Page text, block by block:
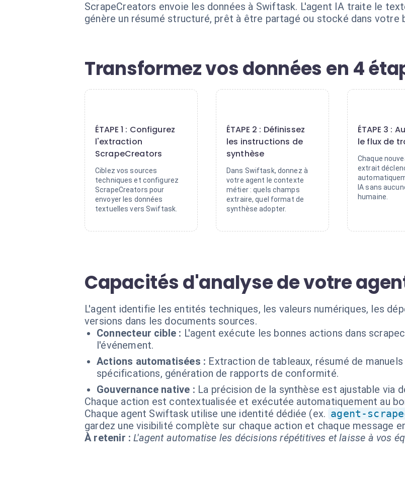
ScrapeCreators envoie les données à Swiftask. L'agent IA traite le
génère un résumé structuré, prêt à être partagé ou stocké dans votre
Transformez vos données en 4
ÉTAPE 1 : Configurez
l'extraction
ScrapeCreators
Ciblez vos sources
techniques et configurez
ScrapeCreators pour
envoyer les données
textuelles vers Swiftask.
ÉTAPE 2 : Définissez
les instructions de
synthèse
Dans Swiftask, donnez à
votre agent le contexte
métier : quels champs
extraire, quel format de
synthèse adopter.
ÉTAPE 3 :
le flux de
Chaque
extrait
IA sans
humaine.
Capacités d'analyse de votre
L'agent identifie les entités techniques, les valeurs numériques, les
versions dans les documents sources.
Connecteur cible : L'agent exécute les bonnes actions dans
l'événement.
Actions automatisées : Extraction de tableaux, résumé de
spécifications, génération de rapports de conformité.
Gouvernance native : La précision de la synthèse est ajustable via
Chaque action est contextualisée et exécutée automatiquement au
Chaque agent Swiftask utilise une identité dédiée (ex. agent-
gardez une visibilité complète sur chaque action et chaque message
À retenir : L'agent automatise les décisions répétitives et laisse à vos